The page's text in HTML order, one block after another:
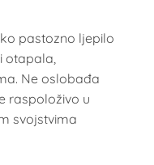
pastozno ljepilo
otapala,
Ne oslobađa
raspoloživo u
svojstvima